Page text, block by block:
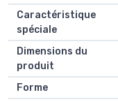
Caractéristique
spéciale
Dimensions du
produit
Forme